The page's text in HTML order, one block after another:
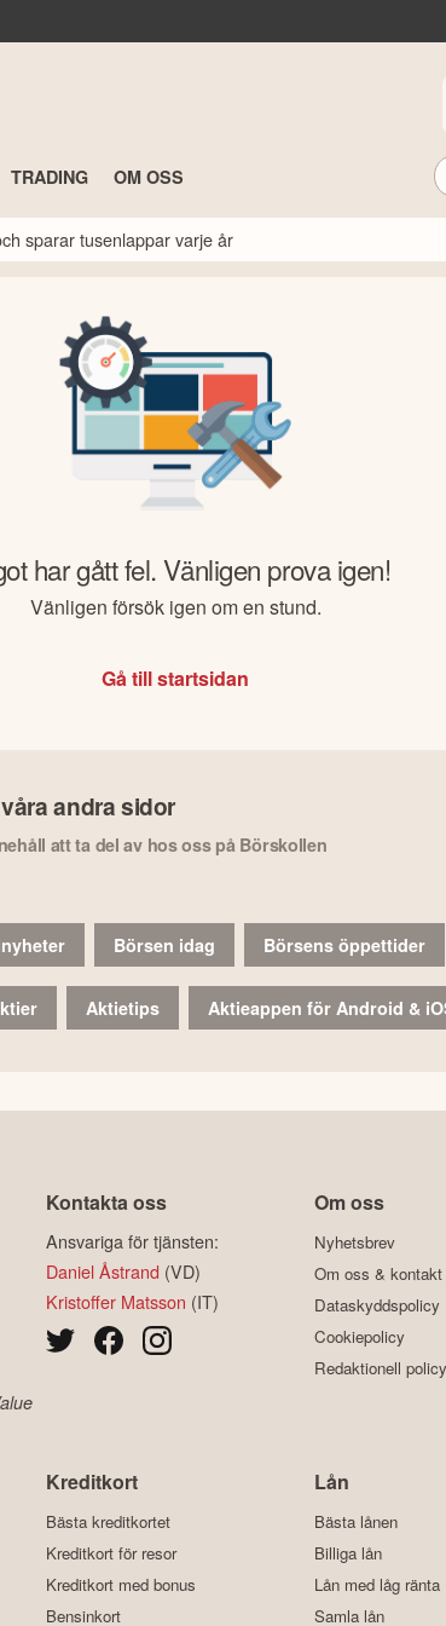
TRADING OM OSS
sparar tusenlappar varje år
har gått fel. Vänligen prova igen!
Vänligen försök igen om en stund.
Gå till startsidan
andra sidor
att ta del av hos oss på Börskollen
Börsen idag Börsens öppettider
Aktietips Aktieappen för Android &
Kontakta oss
Ansvariga för tjänsten:
Daniel Åstrand (VD)
Kristoffer Matsson (IT)
Om oss
Nyhetsbrev
Om oss & kontakt
Dataskyddspolicy
Cookiepolicy
Redaktionell policy
Kreditkort
Bästa kreditkortet
Kreditkort för resor
Kreditkort med bonus
Bensinkort
Lån
Bästa lånen
Billiga lån
Lån med låg ränta
Samla lån